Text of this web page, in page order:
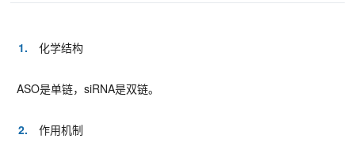
1. 化学结构
ASO是单链，siRNA是双链。
2. 作用机制